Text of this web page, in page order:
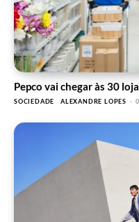
Pepco vai chegar às 30
SOCIEDADE ALEXANDRE LOPES -